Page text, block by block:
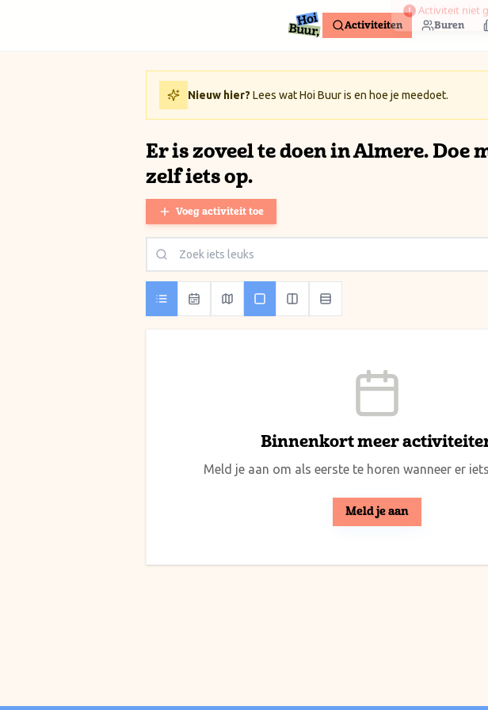
Activiteiten Buren
Nieuw hier? Lees wat Hoi Buur is en hoe je meedoet.
Er is zoveel te doen in Almere. Doe
zelf iets op.
Voeg activiteit toe
Binnenkort meer
Meld je aan om als eerste te horen wanneer er
Meld je aan